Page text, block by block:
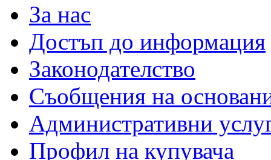
За нас
Достъп до информация
Законодателство
Съобщения на
Административни
Профил на купувача